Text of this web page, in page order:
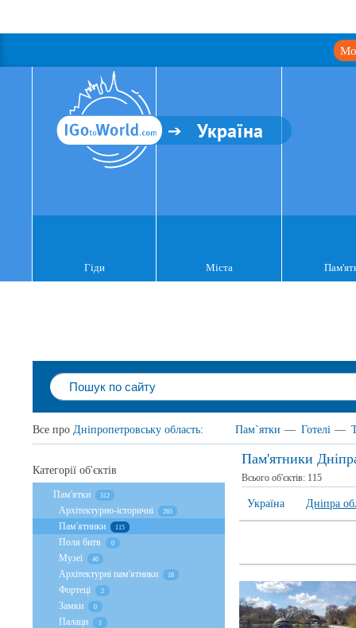
Україна
Гіди Міста
Все про Дніпропетровську область: Пам`ятки — Готелі —
Пам'ятники
Всього об'єктів: 115
Україна Дніпра
Категорії об'єктів
Пам'ятки 312
Архітектурно-історичні 265
Пам'ятники 115
Поля битв 0
Музеї 46
Архітектурні пам'ятники 18
Фортеці 2
Замки 0
Палаци 1